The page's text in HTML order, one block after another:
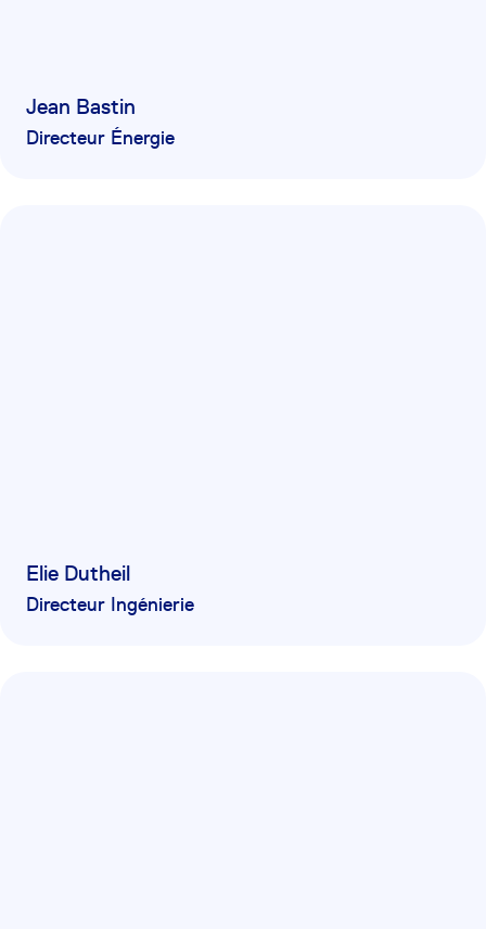
Jean Bastin
Directeur Énergie
Elie Dutheil
Directeur Ingénierie